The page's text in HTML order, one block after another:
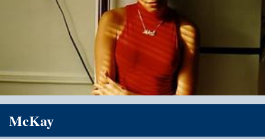
McKay